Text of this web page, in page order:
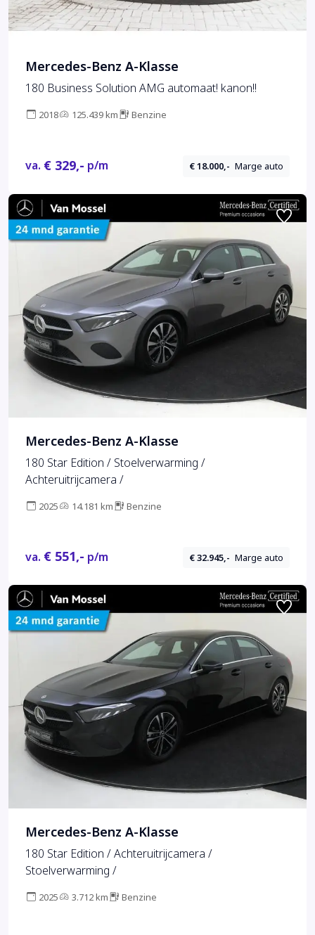
Mercedes-Benz A-Klasse
180 Business Solution AMG automaat! kanon!!
2018 125.439 km Benzine
va. € 329,- p/m € 18.000,- Marge auto
Mercedes-Benz A-Klasse
180 Star Edition / Stoelverwarming /
Achteruitrijcamera /
2025 14.181 km Benzine
va. € 551,- p/m € 32.945,- Marge auto
Mercedes-Benz A-Klasse
180 Star Edition / Achteruitrijcamera /
Stoelverwarming /
2025 3.712 km Benzine